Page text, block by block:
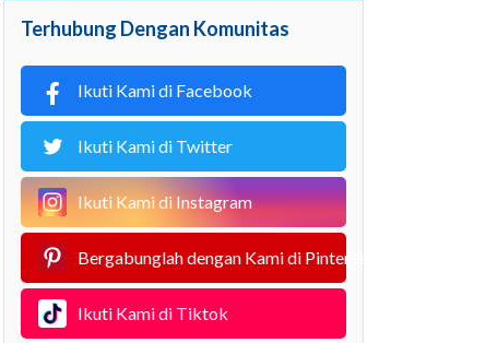
Terhubung Dengan Komunitas
Ikuti Kami di Facebook
Ikuti Kami di Twitter
Ikuti Kami di Instagram
Bergabunglah dengan Kami di Pinterest
Ikuti Kami di Tiktok